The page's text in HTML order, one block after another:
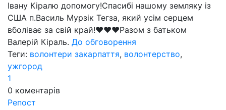
Івану Кіралю допомогу!Спасибі нашому земляку із
США п.Василь Мурзік Тегза, який усім серцем
вболіває за свій край!❤❤❤Разом з батьком
Валерій Кіраль. До обговорення
Теги: волонтери закарпаття, волонтерство,
ужгород
1
0 коментарів
Репост